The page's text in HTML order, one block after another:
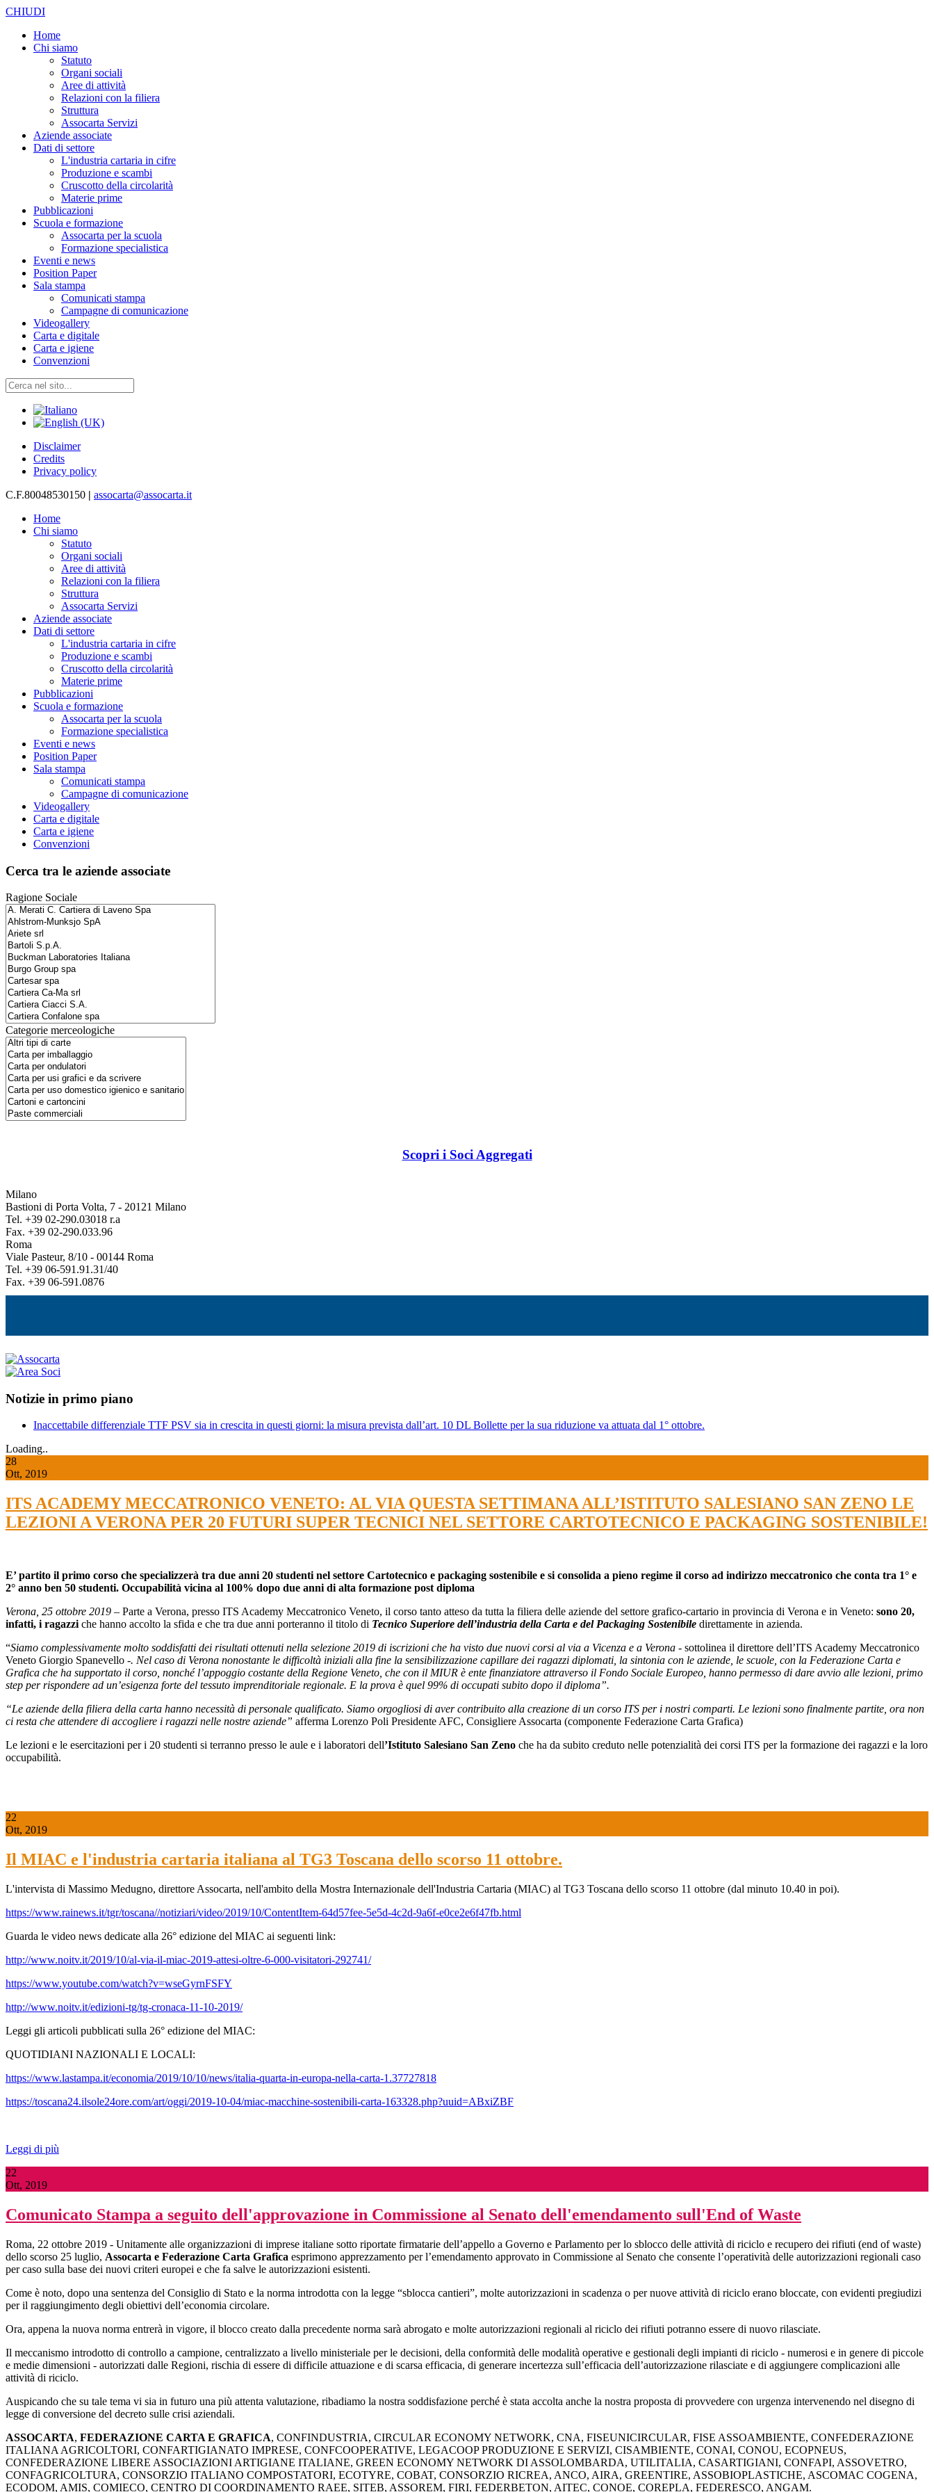
CHIUDI
Home
Chi siamo
Statuto
Organi sociali
Aree di attività
Relazioni con la filiera
Struttura
Assocarta Servizi
Aziende associate
Dati di settore
L'industria cartaria in cifre
Produzione e scambi
Cruscotto della circolarità
Materie prime
Pubblicazioni
Scuola e formazione
Assocarta per la scuola
Formazione specialistica
Eventi e news
Position Paper
Sala stampa
Comunicati stampa
Campagne di comunicazione
Videogallery
Carta e digitale
Carta e igiene
Convenzioni
Disclaimer
Credits
Privacy policy
C.F.80048530150 | assocarta@assocarta.it
Home
Chi siamo
Statuto
Organi sociali
Aree di attività
Relazioni con la filiera
Struttura
Assocarta Servizi
Aziende associate
Dati di settore
L'industria cartaria in cifre
Produzione e scambi
Cruscotto della circolarità
Materie prime
Pubblicazioni
Scuola e formazione
Assocarta per la scuola
Formazione specialistica
Eventi e news
Position Paper
Sala stampa
Comunicati stampa
Campagne di comunicazione
Videogallery
Carta e digitale
Carta e igiene
Convenzioni
Cerca tra le aziende associate
Ragione Sociale
Categorie merceologiche
Scopri i Soci Aggregati
Milano
Bastioni di Porta Volta, 7 - 20121 Milano
Tel. +39 02-290.03018 r.a
Fax. +39 02-290.033.96
Roma
Viale Pasteur, 8/10 - 00144 Roma
Tel. +39 06-591.91.31/40
Fax. +39 06-591.0876
Notizie in primo piano
Inaccettabile differenziale TTF PSV sia in crescita in questi giorni: la misura prevista dall’art. 10 DL Bollette per la sua riduzione va attuata dal 1° ottobre.
Loading..
28
Ott, 2019
ITS ACADEMY MECCATRONICO VENETO: AL VIA QUESTA SETTIMANA ALL’ISTITUTO SALESIANO SAN ZENO LE
LEZIONI A VERONA PER 20 FUTURI SUPER TECNICI NEL SETTORE CARTOTECNICO E PACKAGING SOSTENIBILE!
E’ partito il primo corso che specializzerà tra due anni 20 studenti nel settore Cartotecnico e packaging sostenibile e si consolida a pieno regime il corso ad indirizzo meccatronico che conta tra 1° e
2° anno ben 50 studenti. Occupabilità vicina al 100% dopo due anni di alta formazione post diploma
Verona, 25 ottobre 2019 – Parte a Verona, presso ITS Academy Meccatronico Veneto, il corso tanto atteso da tutta la filiera delle aziende del settore grafico-cartario in provincia di Verona e in Veneto: sono 20,
infatti, i ragazzi che hanno accolto la sfida e che tra due anni porteranno il titolo di Tecnico Superiore dell’industria della Carta e del Packaging Sostenibile direttamente in azienda.
“Siamo complessivamente molto soddisfatti dei risultati ottenuti nella selezione 2019 di iscrizioni che ha visto due nuovi corsi al via a Vicenza e a Verona - sottolinea il direttore dell’ITS Academy Meccatronico
Veneto Giorgio Spanevello -. Nel caso di Verona nonostante le difficoltà iniziali alla fine la sensibilizzazione capillare dei ragazzi diplomati, la sintonia con le aziende, le scuole, con la Federazione Carta e
Grafica che ha supportato il corso, nonché l’appoggio costante della Regione Veneto, che con il MIUR è ente finanziatore attraverso il Fondo Sociale Europeo, hanno permesso di dare avvio alle lezioni, primo
step per rispondere ad un’esigenza forte del tessuto imprenditoriale regionale. E la prova è quel 99% di occupati subito dopo il diploma”.
“Le aziende della filiera della carta hanno necessità di personale qualificato. Siamo orgogliosi di aver contribuito alla creazione di un corso ITS per i nostri comparti. Le lezioni sono finalmente partite, ora non
ci resta che attendere di accogliere i ragazzi nelle nostre aziende” afferma Lorenzo Poli Presidente AFC, Consigliere Assocarta (componente Federazione Carta Grafica)
Le lezioni e le esercitazioni per i 20 studenti si terranno presso le aule e i laboratori dell’Istituto Salesiano San Zeno che ha da subito creduto nelle potenzialità dei corsi ITS per la formazione dei ragazzi e la loro
occupabilità.
22
Ott, 2019
Il MIAC e l'industria cartaria italiana al TG3 Toscana dello scorso 11 ottobre.
L'intervista di Massimo Medugno, direttore Assocarta, nell'ambito della Mostra Internazionale dell'Industria Cartaria (MIAC) al TG3 Toscana dello scorso 11 ottobre (dal minuto 10.40 in poi).
https://www.rainews.it/tgr/toscana//notiziari/video/2019/10/ContentItem-64d57fee-5e5d-4c2d-9a6f-e0ce2e6f47fb.html
Guarda le video news dedicate alla 26° edizione del MIAC ai seguenti link:
http://www.noitv.it/2019/10/al-via-il-miac-2019-attesi-oltre-6-000-visitatori-292741/
https://www.youtube.com/watch?v=wseGyrnFSFY
http://www.noitv.it/edizioni-tg/tg-cronaca-11-10-2019/
Leggi gli articoli pubblicati sulla 26° edizione del MIAC:
QUOTIDIANI NAZIONALI E LOCALI:
https://www.lastampa.it/economia/2019/10/10/news/italia-quarta-in-europa-nella-carta-1.37727818
https://toscana24.ilsole24ore.com/art/oggi/2019-10-04/miac-macchine-sostenibili-carta-163328.php?uuid=ABxiZBF
Leggi di più
22
Ott, 2019
Comunicato Stampa a seguito dell'approvazione in Commissione al Senato dell'emendamento sull'End of Waste
Roma, 22 ottobre 2019 - Unitamente alle organizzazioni di imprese italiane sotto riportate firmatarie dell’appello a Governo e Parlamento per lo sblocco delle attività di riciclo e recupero dei rifiuti (end of waste)
dello scorso 25 luglio, Assocarta e Federazione Carta Grafica esprimono apprezzamento per l’emendamento approvato in Commissione al Senato che consente l’operatività delle autorizzazioni regionali caso
per caso sulla base dei nuovi criteri europei e che fa salve le autorizzazioni esistenti.
Come è noto, dopo una sentenza del Consiglio di Stato e la norma introdotta con la legge “sblocca cantieri”, molte autorizzazioni in scadenza o per nuove attività di riciclo erano bloccate, con evidenti pregiudizi
per il raggiungimento degli obiettivi dell’economia circolare.
Ora, appena la nuova norma entrerà in vigore, il blocco creato dalla precedente norma sarà abrogato e molte autorizzazioni regionali al riciclo dei rifiuti potranno essere di nuovo rilasciate.
Il meccanismo introdotto di controllo a campione, centralizzato a livello ministeriale per le decisioni, della conformità delle modalità operative e gestionali degli impianti di riciclo - numerosi e in genere di piccole
e medie dimensioni - autorizzati dalle Regioni, rischia di essere di difficile attuazione e di scarsa efficacia, di generare incertezza sull’efficacia dell’autorizzazione rilasciate e di aggiungere complicazioni alle
attività di riciclo.
Auspicando che su tale tema vi sia in futuro una più attenta valutazione, ribadiamo la nostra soddisfazione perché è stata accolta anche la nostra proposta di provvedere con urgenza intervenendo nel disegno di
legge di conversione del decreto sulle crisi aziendali.
ASSOCARTA, FEDERAZIONE CARTA E GRAFICA, CONFINDUSTRIA, CIRCULAR ECONOMY NETWORK, CNA, FISEUNICIRCULAR, FISE ASSOAMBIENTE, CONFEDERAZIONE
ITALIANA AGRICOLTORI, CONFARTIGIANATO IMPRESE, CONFCOOPERATIVE, LEGACOOP PRODUZIONE E SERVIZI, CISAMBIENTE, CONAI, CONOU, ECOPNEUS,
CONFEDERAZIONE LIBERE ASSOCIAZIONI ARTIGIANE ITALIANE, GREEN ECONOMY NETWORK DI ASSOLOMBARDA, UTILITALIA, CASARTIGIANI, CONFAPI, ASSOVETRO,
CONFAGRICOLTURA, CONSORZIO ITALIANO COMPOSTATORI, ECOTYRE, COBAT, CONSORZIO RICREA, ANCO, AIRA, GREENTIRE, ASSOBIOPLASTICHE, ASCOMAC COGENA,
ECODOM, AMIS, COMIECO, CENTRO DI COORDINAMENTO RAEE, SITEB, ASSOREM, FIRI, FEDERBETON, AITEC, CONOE, COREPLA, FEDERESCO, ANGAM.